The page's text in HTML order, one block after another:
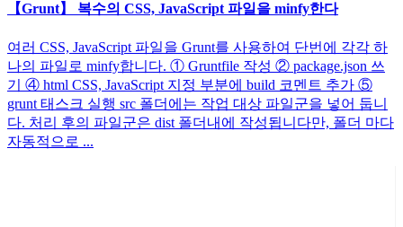
【Grunt】 복수의 CSS, JavaScript 파일을 minfy한다
여러 CSS, JavaScript 파일을 Grunt를 사용하여 단번에 각각 하
나의 파일로 minfy합니다. ① Gruntfile 작성 ② package.json 쓰
기 ④ html CSS, JavaScript 지정 부분에 build 코멘트 추가 ⑤
grunt 태스크 실행 src 폴더에는 작업 대상 파일군을 넣어 둡니
다. 처리 후의 파일군은 dist 폴더내에 작성됩니다만, 폴더 마다
자동적으로 ...